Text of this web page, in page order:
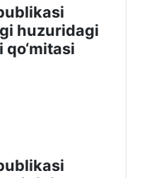
huzuridagi
qo‘mitasi